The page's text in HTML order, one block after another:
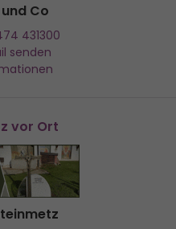
Co
431300
senden
vor Ort